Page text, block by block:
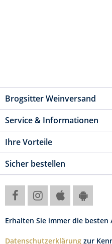
Brogsitter Weinversand
Service & Informationen
Ihre Vorteile
Sicher bestellen
Erhalten Sie immer die besten
Datenschutzerklärung zur